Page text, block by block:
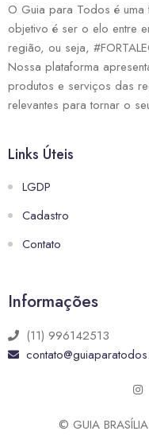
O Guia para Todos é
objetivo é ser o elo entre
região, ou seja,
Nossa plataforma
produtos e serviços das
relevantes para tornar o
Links Úteis
LGDP
Cadastro
Contato
Informações
(11) 996142513
© GUIA